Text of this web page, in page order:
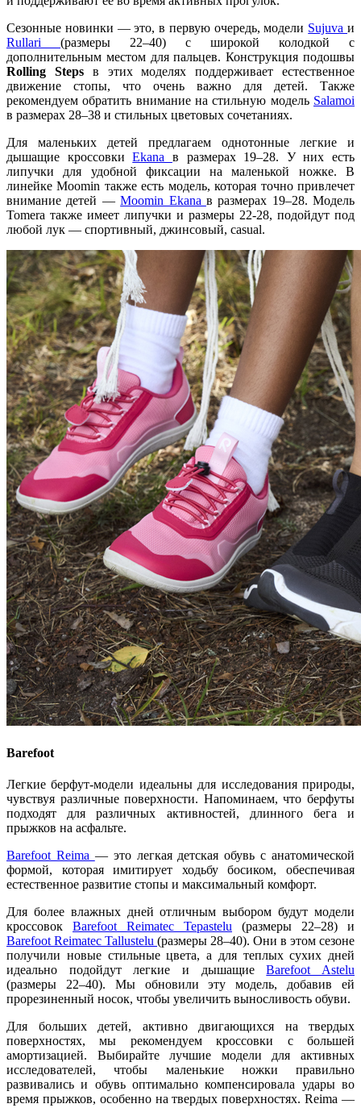
Сезонные новинки — это, в первую очередь, модели Sujuvaи
Rullari (размеры 22–40) с широкой колодкой с
дополнительным местом для пальцев. Конструкция подошвы
Rolling Stepsв этих моделях поддерживает естественное
движение стопы, что очень важно для детей. Также
рекомендуем обратить внимание на стильную модель Salamoi
в размерах 28–38 и стильных цветовых сочетаниях.
Для маленьких детей предлагаем однотонные легкие и
дышащие кроссовкиEkana в размерах 19–28. У них есть
липучки для удобной фиксации на маленькой ножке. В
линейке Moomin также есть модель, которая точно привлечет
внимание детей —Moomin Ekana в размерах 19–28. Модель
Tomera также имеет липучки и размеры 22-28, подойдут под
любой лук — спортивный, джинсовый, casual.
Barefoot
Легкие берфут-модели идеальны для исследования природы,
чувствуя различные поверхности. Напоминаем, что берфуты
подходят для различных активностей, длинного бега и
прыжков на асфальте.
Barefoot Reima — это легкая детская обувь с анатомической
формой, которая имитирует ходьбу босиком, обеспечивая
естественное развитие стопы и максимальный комфорт.
Для более влажных дней отличным выбором будут модели
кроссовок Barefoot Reimatec Tepastelu (размеры 22–28) и
Barefoot Reimatec Tallustelu (размеры 28–40). Они в этом сезоне
получили новые стильные цвета, а для теплых сухих дней
идеально подойдут легкие и дышащиеBarefoot Astelu
(размеры 22–40). Мы обновили эту модель, добавив ей
прорезиненный носок, чтобы увеличить выносливость обуви.
Для больших детей, активно двигающихся на твердых
поверхностях, мы рекомендуем кроссовки с большей
амортизацией. Выбирайте лучшие модели для активных
исследователей, чтобы маленькие ножки правильно
развивались и обувь оптимально компенсировала удары во
время прыжков, особенно на твердых поверхностях. Reima —